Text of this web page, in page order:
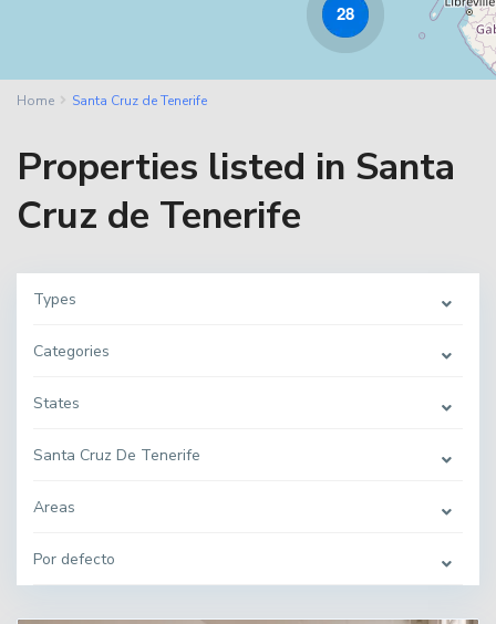
28
Home Santa Cruz de Tenerife
Properties listed in Santa
Cruz de Tenerife
Types
Categories
States
Santa Cruz De Tenerife
Areas
Por defecto